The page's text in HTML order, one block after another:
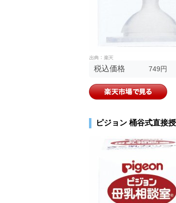
税込価格 749円
ピジョン 桶谷式直接